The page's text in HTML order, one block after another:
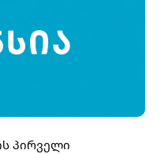
პირველი